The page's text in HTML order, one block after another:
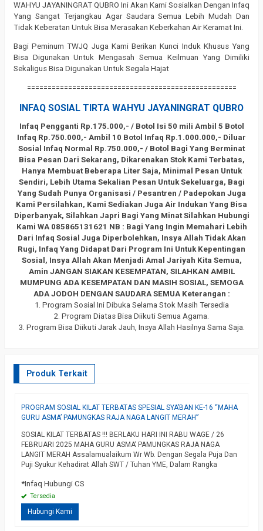
WAHYU JAYANINGRAT QUBRO Ini Akan Kami Sosialkan Dengan Infaq
Yang Sangat Terjangkau Agar Saudara Semua Lebih Mudah Dan
Tidak Keberatan Untuk Bisa Merasakan Keberkahan Air Keramat Ini.
Bagi Peminum TWJQ Juga Kami Berikan Kunci Induk Khusus Yang
Bisa Digunakan Untuk Mengasah Semua Keilmuan Yang Dimiliki
Sekaligus Bisa Digunakan Untuk Segala Hajat
===================================================
INFAQ SOSIAL TIRTA WAHYU JAYANINGRAT QUBRO
Infaq Pengganti Rp.175.000,- / Botol Isi 50 mili Ambil 5 Botol
Infaq Rp.750.000,- Ambil 10 Botol Infaq Rp.1.000.000,- Diluar
Sosial Infaq Normal Rp.750.000,- / Botol Bagi Yang Berminat
Bisa Pesan Dari Sekarang, Dikarenakan Stok Kami Terbatas,
Hanya Membuat Beberapa Liter Saja, Minimal Pesan Untuk
Sendiri, Lebih Utama Sekalian Pesan Untuk Sekeluarga, Bagi
Yang Sudah Punya Organisasi / Pesantren / Padepokan Juga
Kami Persilahkan, Kami Sediakan Juga Air Indukan Yang Bisa
Diperbanyak, Silahkan Japri Bagi Yang Minat Silahkan Hubungi
Kami WA 085865131621 NB : Bagi Yang Ingin Memahari Lebih
Dari Infaq Sosial Juga Diperbolehkan, Insya Allah Tidak Akan
Rugi, Infaq Yang Didapat Dari Program Ini Untuk Kepentingan
Sosial, Insya Allah Akan Menjadi Amal Jariyah Kita Semua,
Amin JANGAN SIAKAN KESEMPATAN, SILAHKAN AMBIL
MUMPUNG ADA KESEMPATAN DAN MASIH SOSIAL, SEMOGA
ADA JODOH DENGAN SAUDARA SEMUA Keterangan :
1. Program Sosial Ini Dibuka Selama Stok Masih Tersedia
2. Program Diatas Bisa Diikuti Semua Agama.
3. Program Bisa Diikuti Jarak Jauh, Insya Allah Hasilnya Sama Saja.
Produk Terkait
PROGRAM SOSIAL KILAT TERBATAS SPESIAL SYA’BAN KE-16 “MAHA
GURU ASMA’ PAMUNGKAS RAJA NAGA LANGIT MERAH”
SOSIAL KILAT TERBATAS !!! BERLAKU HARI INI RABU WAGE / 26
FEBRUARI 2025 MAHA GURU ASMA’ PAMUNGKAS RAJA NAGA
LANGIT MERAH Assalamualaikum Wr Wb. Dengan Segala Puja Dan
Puji Syukur Kehadirat Allah SWT / Tuhan YME, Dalam Rangka
Banyak Mensosialkan Keilmuan – Keilmuan Pilihan Tentunya…
selengkapnya
*Infaq Hubungi CS
Tersedia
Hubungi Kami